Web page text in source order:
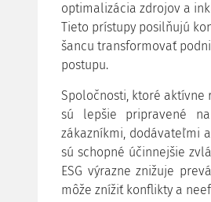
optimalizácia zdrojov a
Tieto prístupy posilňujú
šancu transformovať
postupu.
Spoločnosti, ktoré aktívne
sú lepšie pripravené
zákazníkmi, dodávateľmi
sú schopné účinnejšie
ESG výrazne znižuje
môže znížiť konflikty a